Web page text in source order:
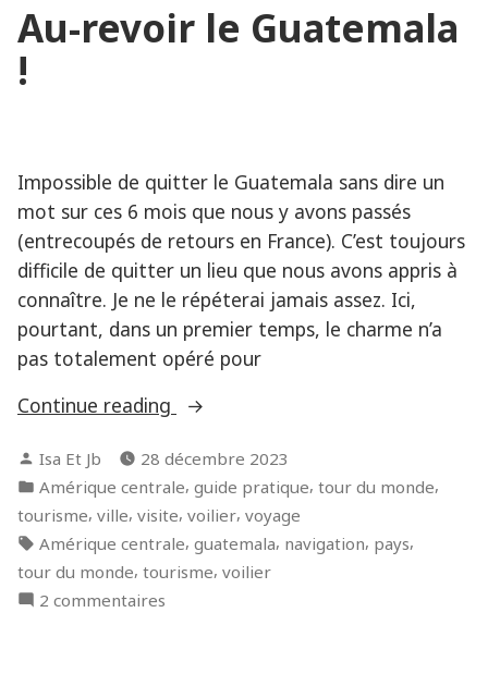
Cuba »
Maverick
3,
Au-revoir le Guatemala
!
Impossible de quitter le Guatemala sans dire un
mot sur ces 6 mois que nous y avons passés
(entrecoupés de retours en France). C’est toujours
difficile de quitter un lieu que nous avons appris à
connaître. Je ne le répéterai jamais assez. Ici,
pourtant, dans un premier temps, le charme n’a
pas totalement opéré pour
Continue reading
« Au-
le
Guatemala
! »
Posted
by
Isa Et Jb
28 décembre 2023
Posted
in
Amérique centrale, guide pratique, tour du monde,
tourisme, ville, visite, voilier, voyage
Tags:
Amérique centrale, guatemala, navigation, pays,
tour du monde, tourisme, voilier
2 commentaires